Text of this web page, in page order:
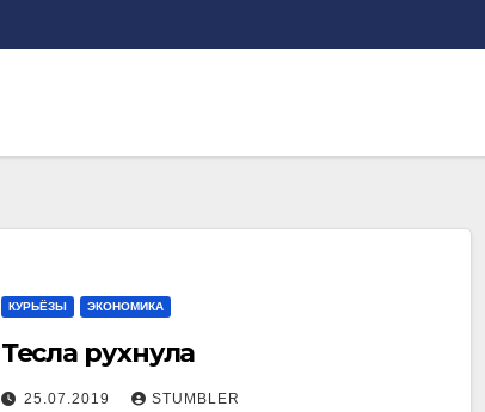
КУРЬЁЗЫ ЭКОНОМИКА
Тесла рухнула
25.07.2019 STUMBLER